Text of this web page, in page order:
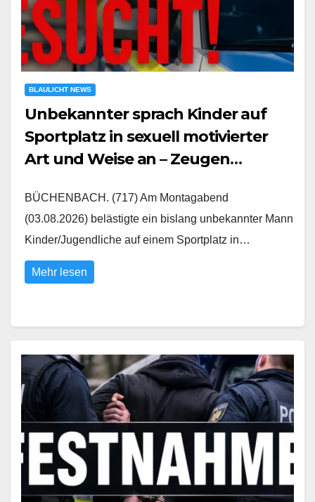
BLAULICHT NEWS
Unbekannter sprach Kinder auf
Sportplatz in sexuell motivierter
Art und Weise an – Zeugen
BÜCHENBACH. (717) Am Montagabend
(03.08.2026) belästigte ein bislang unbekannter Mann
Kinder/Jugendliche auf einem Sportplatz in…
Mehr lesen